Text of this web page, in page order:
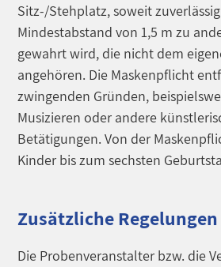
Sitz-/Stehplatz, soweit
Mindestabstand von 1,5 m zu
gewahrt wird, die nicht dem
angehören. Die Maskenpflicht
zwingenden Gründen,
Musizieren oder andere
Betätigungen. Von der
Kinder bis zum sechsten
Zusätzliche Regelungen
Die Probenveranstalter bzw. die